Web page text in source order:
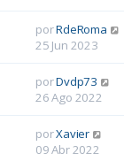
porRdeRoma
25 Jun 2023
porDvdp73
26 Ago 2022
porXavier
09 Abr 2022